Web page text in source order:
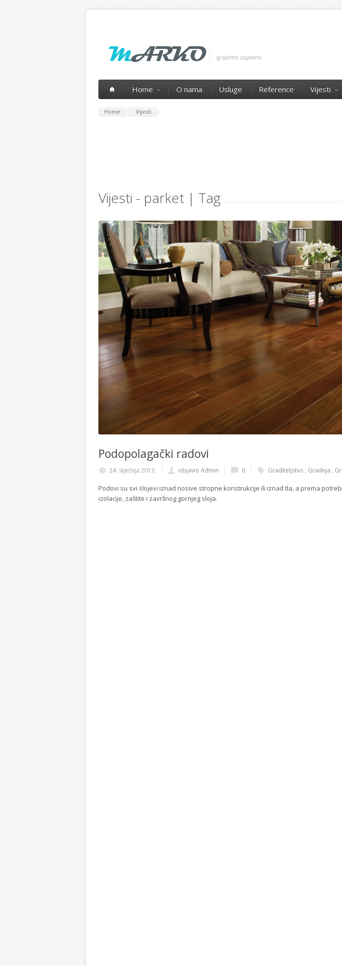
Home O nama Usluge Reference Vijesti
Home Vijesti
Vijesti - parket | Tag
Podopolagački radovi
24. siječnja 2013. objavio Admin 0 Graditeljstvo , Gradnja ,
Podovi su svi slojevi iznad nosive stropne konstrukcije ili iznad tla, a prema
izolacije, zaštite i završnog gornjeg sloja.